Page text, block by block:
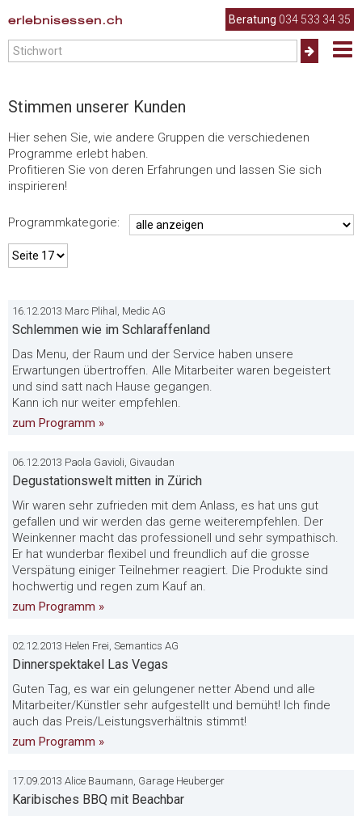
erlebnisessen.ch
Beratung 034 533 34 35
Stimmen unserer Kunden
Hier sehen Sie, wie andere Gruppen die verschiedenen
Programme erlebt haben.
Profitieren Sie von deren Erfahrungen und lassen Sie sich
inspirieren!
Programmkategorie:
16.12.2013 Marc Plihal, Medic AG
Schlemmen wie im Schlaraffenland
Das Menu, der Raum und der Service haben unsere
Erwartungen übertroffen. Alle Mitarbeiter waren begeistert
und sind satt nach Hause gegangen.
Kann ich nur weiter empfehlen.
zum Programm »
06.12.2013 Paola Gavioli, Givaudan
Degustationswelt mitten in Zürich
Wir waren sehr zufrieden mit dem Anlass, es hat uns gut
gefallen und wir werden das gerne weiterempfehlen. Der
Weinkenner macht das professionell und sehr sympathisch.
Er hat wunderbar flexibel und freundlich auf die grosse
Verspätung einiger Teilnehmer reagiert. Die Produkte sind
hochwertig und regen zum Kauf an.
zum Programm »
02.12.2013 Helen Frei, Semantics AG
Dinnerspektakel Las Vegas
Guten Tag, es war ein gelungener netter Abend und alle
Mitarbeiter/Künstler sehr aufgestellt und bemüht! Ich finde
auch das Preis/Leistungsverhältnis stimmt!
zum Programm »
17.09.2013 Alice Baumann, Garage Heuberger
Karibisches BBQ mit Beachbar